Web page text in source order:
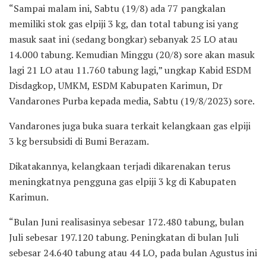
“Sampai malam ini, Sabtu (19/8) ada 77 pangkalan
memiliki stok gas elpiji 3 kg, dan total tabung isi yang
masuk saat ini (sedang bongkar) sebanyak 25 LO atau
14.000 tabung. Kemudian Minggu (20/8) sore akan masuk
lagi 21 LO atau 11.760 tabung lagi,” ungkap Kabid ESDM
Disdagkop, UMKM, ESDM Kabupaten Karimun, Dr
Vandarones Purba kepada media, Sabtu (19/8/2023) sore.
Vandarones juga buka suara terkait kelangkaan gas elpiji
3 kg bersubsidi di Bumi Berazam.
Dikatakannya, kelangkaan terjadi dikarenakan terus
meningkatnya pengguna gas elpiji 3 kg di Kabupaten
Karimun.
“Bulan Juni realisasinya sebesar 172.480 tabung, bulan
Juli sebesar 197.120 tabung. Peningkatan di bulan Juli
sebesar 24.640 tabung atau 44 LO, pada bulan Agustus ini